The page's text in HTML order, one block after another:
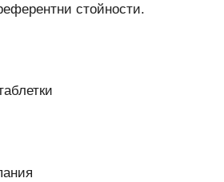
стойности.